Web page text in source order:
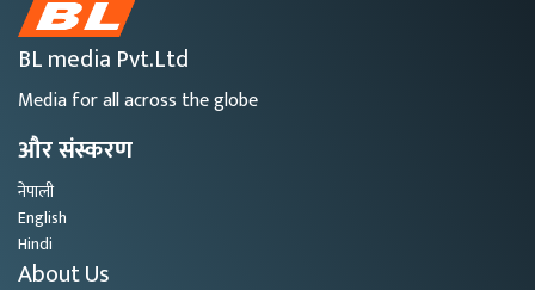
BL media Pvt.Ltd
Media for all across the globe
और संस्करण
नेपाली
English
Hindi
About Us